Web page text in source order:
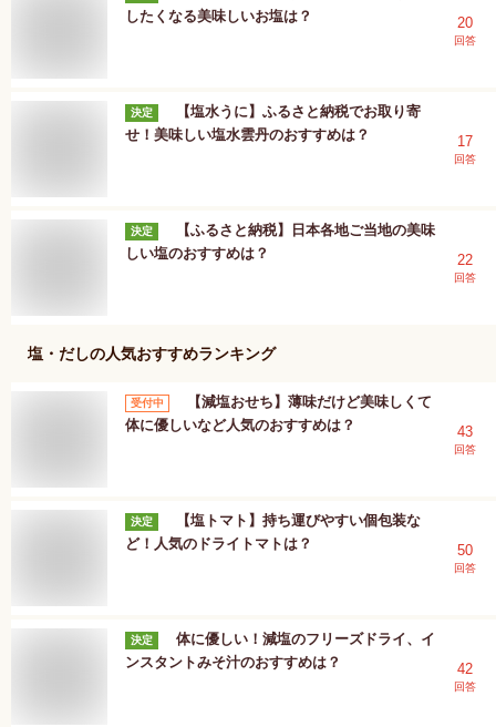
したくなる美味しいお塩は？
20
回答
決定
【塩水うに】ふるさと納税でお取り寄
せ！美味しい塩水雲丹のおすすめは？
17
回答
決定
【ふるさと納税】日本各地ご当地の美味
しい塩のおすすめは？
22
回答
塩・だしの人気おすすめランキング
受付中
【減塩おせち】薄味だけど美味しくて
体に優しいなど人気のおすすめは？
43
回答
決定
【塩トマト】持ち運びやすい個包装な
ど！人気のドライトマトは？
50
回答
決定
体に優しい！減塩のフリーズドライ、イ
ンスタントみそ汁のおすすめは？
42
回答